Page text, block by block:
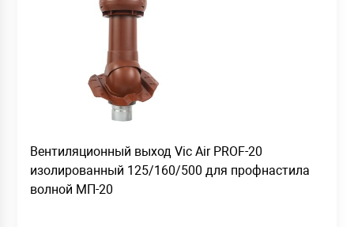
Вентиляционный выход Vic Air PROF-20
изолированный 125/160/500 для профнастила
волной МП-20